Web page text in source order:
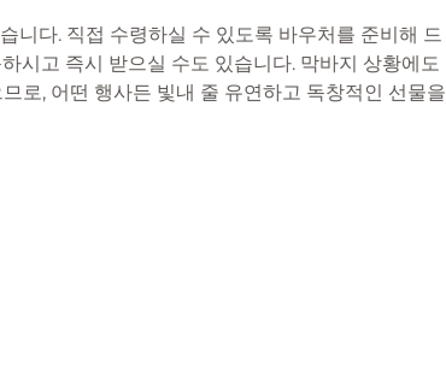
니다. 직접 수령하실 수 있도록 바우처를 준비해 드
시고 즉시 받으실 수도 있습니다. 막바지 상황에도
로, 어떤 행사든 빛내 줄 유연하고 독창적인 선물을